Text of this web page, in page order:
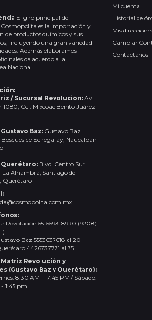
El giro principal de
es la importación y
de productos químicos y sus
incluyendo una gran variedad
Además elaboramos
de acuerdo a la
Nacional.
/ Sucursal Revolución: Av.
1080, Col. Mixcoac Benito Juárez
Baz: Gustavo Baz
Bosques de Echegaray, Naucalpan
Querétaro: Blvd. Centro Sur
La Alhambra, Santiago de
Querétaro
Revolución 55-5593-8990 (9208)
Baz 5553637618 al 20
4426737771 al 75
Matriz Revolución y
(Gustavo Baz y Querétaro):
8:30 AM - 17:45 PM / Sábado:
1:45 pm
Mi cuenta
Historial de
Mis
Cambiar
Contactanos